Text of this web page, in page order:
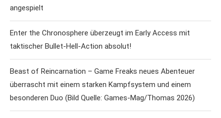
angespielt
Enter the Chronosphere überzeugt im Early Access mit
taktischer Bullet-Hell-Action absolut!
Beast of Reincarnation – Game Freaks neues Abenteuer
überrascht mit einem starken Kampfsystem und einem
besonderen Duo (Bild Quelle: Games-Mag/Thomas 2026)